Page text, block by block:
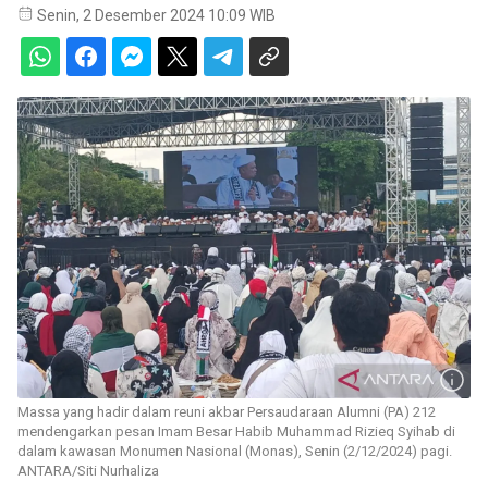
Senin, 2 Desember 2024 10:09 WIB
Massa yang hadir dalam reuni akbar Persaudaraan Alumni (PA) 212
mendengarkan pesan Imam Besar Habib Muhammad Rizieq Syihab di
dalam kawasan Monumen Nasional (Monas), Senin (2/12/2024) pagi.
ANTARA/Siti Nurhaliza